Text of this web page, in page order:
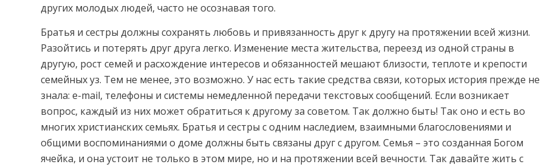
других молодых людей, часто не осознавая того.
Братья и сестры должны сохранять любовь и привязанность друг к другу на протяжении всей жизни.
Разойтись и потерять друг друга легко. Изменение места жительства, переезд из одной страны в
другую, рост семей и расхождение интересов и обязанностей мешают близости, теплоте и крепости
семейных уз. Тем не менее, это возможно. У нас есть такие средства связи, которых история прежде не
знала: e-mail, телефоны и системы немедленной передачи текстовых сообщений. Если возникает
вопрос, каждый из них может обратиться к другому за советом. Так должно быть! Так оно и есть во
многих христианских семьях. Братья и сестры с одним наследием, взаимными благословениями и
общими воспоминаниями о доме должны быть связаны друг с другом. Семья – это созданная Богом
ячейка, и она устоит не только в этом мире, но и на протяжении всей вечности. Так давайте жить с